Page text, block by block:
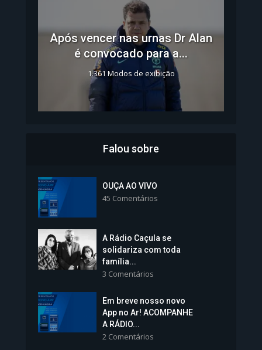
Após vencer nas urnas Dr Alan
é convocado para a...
1.361 Modos de exibição
Colégios da Polícia...
Vice-Prefeita Sheila Lemos
tomará posse nesta...
1.101 Modos de exibição
Falou sobre
OUÇA AO VIVO
45 Comentários
A Rádio Caçula se
solidariza com toda
família...
3 Comentários
Em breve nosso novo
App no Ar! ACOMPANHE
A RÁDIO...
2 Comentários